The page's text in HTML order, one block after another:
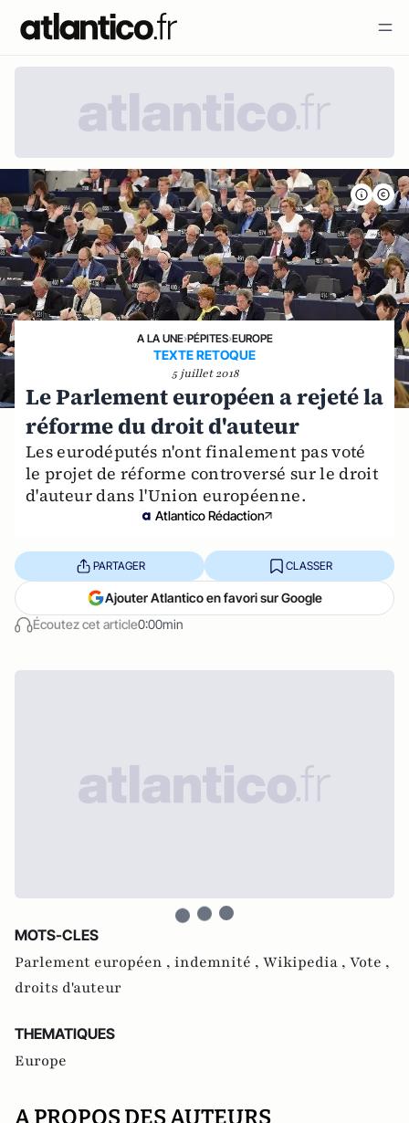
A LA UNE›PÉPITES›EUROPE
TEXTE RETOQUE
5 juillet 2018
Le Parlement européen a rejeté la
réforme du droit d'auteur
Les eurodéputés n'ont finalement pas voté
le projet de réforme controversé sur le droit
d'auteur dans l'Union européenne.
Atlantico Rédaction
Écoutez cet article0:00min
PARTAGER CLASSER
Ajouter Atlantico en favori sur Google
MOTS-CLES
Parlement européen , indemnité , Wikipedia , Vote ,
droits d'auteur
THEMATIQUES
Europe
A PROPOS DES AUTEURS